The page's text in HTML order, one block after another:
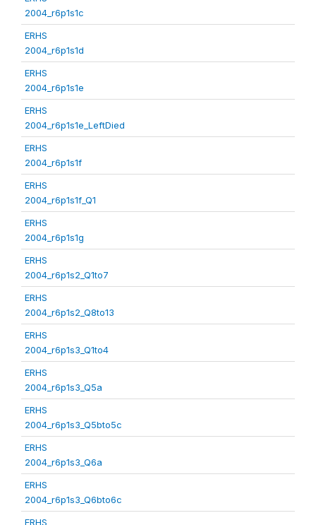
2004_r6p1s1c
ERHS
2004_r6p1s1d
ERHS
2004_r6p1s1e
ERHS
2004_r6p1s1e_LeftDied
ERHS
2004_r6p1s1f
ERHS
2004_r6p1s1f_Q1
ERHS
2004_r6p1s1g
ERHS
2004_r6p1s2_Q1to7
ERHS
2004_r6p1s2_Q8to13
ERHS
2004_r6p1s3_Q1to4
ERHS
2004_r6p1s3_Q5a
ERHS
2004_r6p1s3_Q5bto5c
ERHS
2004_r6p1s3_Q6a
ERHS
2004_r6p1s3_Q6bto6c
ERHS